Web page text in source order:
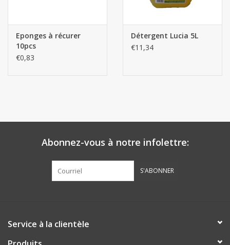
Eponges à récurer
10pcs
€0,83
Détergent Lucia 5L
€11,34
Abonnez-vous à notre infolettre:
S'ABONNER
Service à la clientèle